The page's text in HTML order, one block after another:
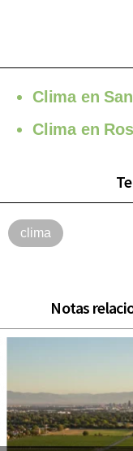
Clima en
Clima en
clima
Notas